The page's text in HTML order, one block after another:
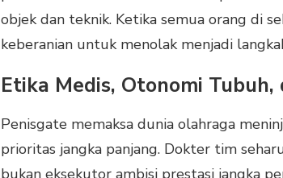
objek dan teknik. Ketika semua orang di
keberanian untuk menolak menjadi
Etika Medis, Otonomi
Penisgate memaksa dunia olahraga
prioritas jangka panjang. Dokter tim
bukan eksekutor ambisi prestasi jangka